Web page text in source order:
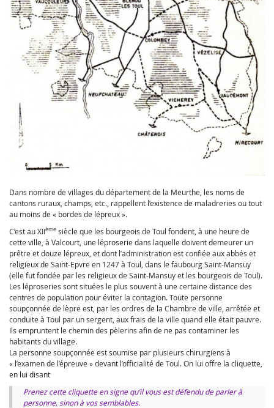
Dans nombre de villages du département de la Meurthe, les noms de
cantons ruraux, champs, etc., rappellent l’existence de maladreries ou tout
au moins de « bordes de lépreux ».
C’est au XIIème siècle que les bourgeois de Toul fondent, à une heure de
cette ville, à Valcourt, une léproserie dans laquelle doivent demeurer un
prêtre et douze lépreux, et dont l’administration est confiée aux abbés et
religieux de Saint-Epvre en 1247 à Toul, dans le faubourg Saint-Mansuy
(elle fut fondée par les religieux de Saint-Mansuy et les bourgeois de Toul).
Les léproseries sont situées le plus souvent à une certaine distance des
centres de population pour éviter la contagion. Toute personne
soupçonnée de lèpre est, par les ordres de la Chambre de ville, arrêtée et
conduite à Toul par un sergent, aux frais de la ville quand elle était pauvre.
Ils empruntent le chemin des pèlerins afin de ne pas contaminer les
habitants du village.
La personne soupçonnée est soumise par plusieurs chirurgiens à
« l’examen de l’épreuve » devant l’officialité de Toul. On lui offre la cliquette,
en lui disant
Prenez cette cliquette en signe qu’il vous est défendu de parler à
personne, sinon à vos semblables.